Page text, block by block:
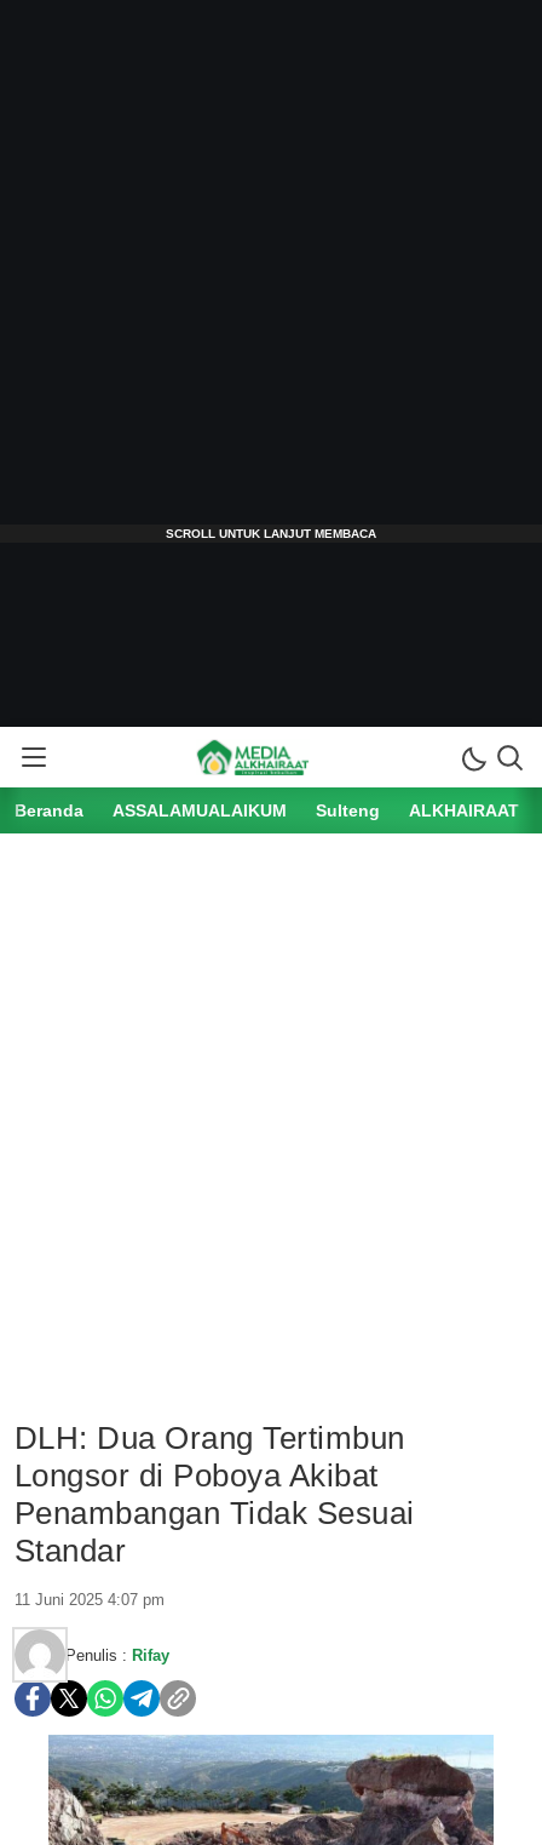
Beranda ASSALAMUALAIKUM Sulteng ALKHAIRAAT
DLH: Dua Orang Tertimbun
Longsor di Poboya Akibat
Penambangan Tidak Sesuai
Standar
11 Juni 2025 4:07 pm
Penulis : Rifay